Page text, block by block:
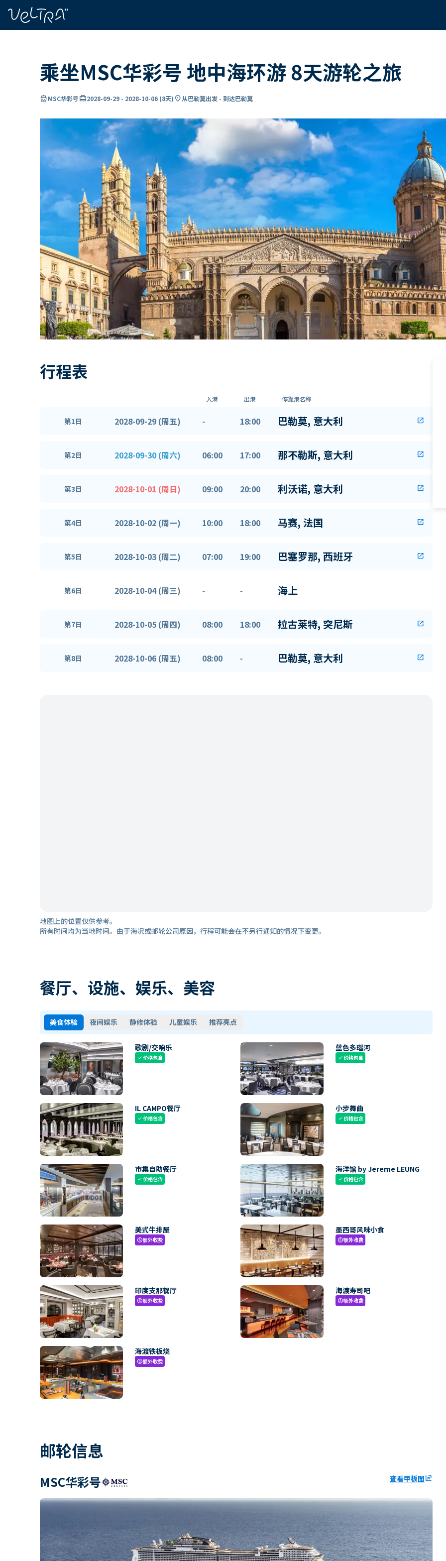
乘坐MSC华彩号 地中海环游 8天游轮之旅
directions_boatMSC华彩号card_travel2028-09-29 - 2028-10-06 (8天) location_on从巴勒莫出发 - 到达巴勒莫
行程表
入港 出港 停靠港名称
第1日 2028-09-29 (周五) - 18:00 巴勒莫, 意大利 open_in_new
第2日 2028-09-30 (周六) 06:00 17:00 那不勒斯, 意大利 open_in_new
第3日 2028-10-01 (周日) 09:00 20:00 利沃诺, 意大利 open_in_new
第4日 2028-10-02 (周一) 10:00 18:00 马赛, 法国 open_in_new
第5日 2028-10-03 (周二) 07:00 19:00 巴塞罗那, 西班牙 open_in_new
第6日 2028-10-04 (周三) - - 海上
第7日 2028-10-05 (周四) 08:00 18:00 拉古莱特, 突尼斯 open_in_new
第8日 2028-10-06 (周五) 08:00 - 巴勒莫, 意大利 open_in_new
地图上的位置仅供参考。
所有时间均为当地时间。由于海况或邮轮公司原因，行程可能会在不另行通知的情况下变更。
餐厅、设施、娱乐、美容
美食体验 夜间娱乐 静修体验 儿童娱乐 推荐亮点
歌剧/交响乐
check价格包含
蓝色多瑙河
check价格包含
IL CAMPO餐厅
check价格包含
小步舞曲
check价格包含
市集自助餐厅
check价格包含
海洋馆 by Jereme LEUNG
check价格包含
美式牛排屋
paid额外收费
墨西哥风味小食
paid额外收费
印度支那餐厅
paid额外收费
海渡寿司吧
paid额外收费
海渡铁板烧
paid额外收费
邮轮信息
MSC华彩号 查看甲板图ungroup